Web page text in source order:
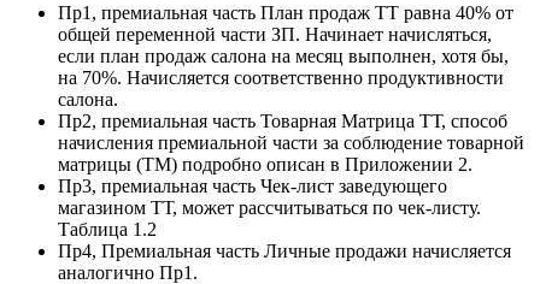
Пр1, премиальная часть План продаж ТТ равна 40% от
общей переменной части ЗП. Начинает начисляться,
если план продаж салона на месяц выполнен, хотя бы,
на 70%. Начисляется соответственно продуктивности
салона.
Пр2, премиальная часть Товарная Матрица ТТ, способ
начисления премиальной части за соблюдение товарной
матрицы (ТМ) подробно описан в Приложении 2.
Пр3, премиальная часть Чек-лист заведующего
магазином ТТ, может рассчитываться по чек-листу.
Таблица 1.2
Пр4, Премиальная часть Личные продажи начисляется
аналогично Пр1.